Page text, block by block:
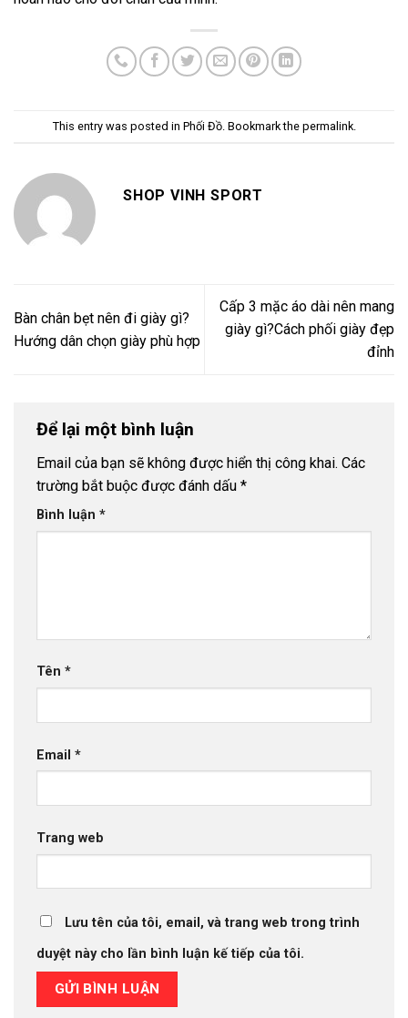
This entry was posted in Phối Đồ. Bookmark the permalink.
SHOP VINH SPORT
Bàn chân bẹt nên đi giày gì?
Hướng dân chọn giày phù hợp
Cấp 3 mặc áo dài nên mang
giày gì?Cách phối giày đẹp
đỉnh
Để lại một bình luận
Email của bạn sẽ không được hiển thị công khai. Các
trường bắt buộc được đánh dấu *
Bình luận *
Tên *
Email *
Trang web
Lưu tên của tôi, email, và trang web trong trình
duyệt này cho lần bình luận kế tiếp của tôi.